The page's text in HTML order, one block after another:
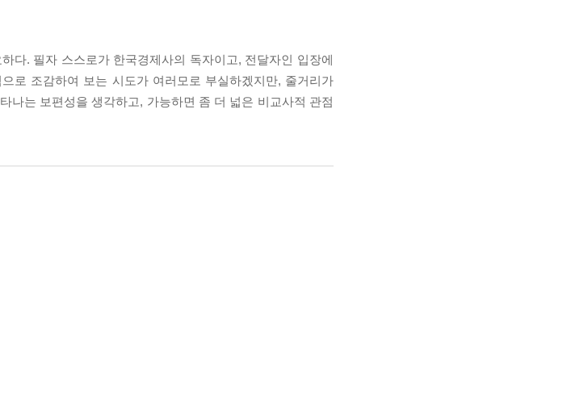
다. 필자 스스로가 한국경제사의 독자이고, 전달자인 입장에
로 조감하여 보는 시도가 여러모로 부실하겠지만, 줄거리가
나는 보편성을 생각하고, 가능하면 좀 더 넓은 비교사적 관점